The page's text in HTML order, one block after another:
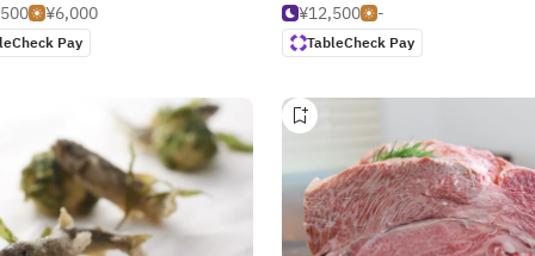
¥6,000
Pay
¥12,500 -
TableCheck Pay